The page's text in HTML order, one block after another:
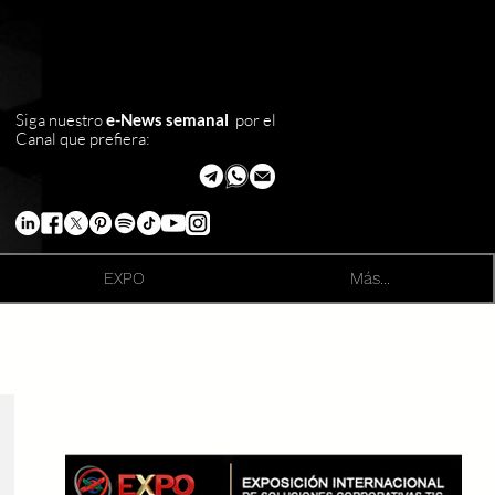
Siga nuestroe-News semanal por el
Canal que prefiera:
EXPO Más...